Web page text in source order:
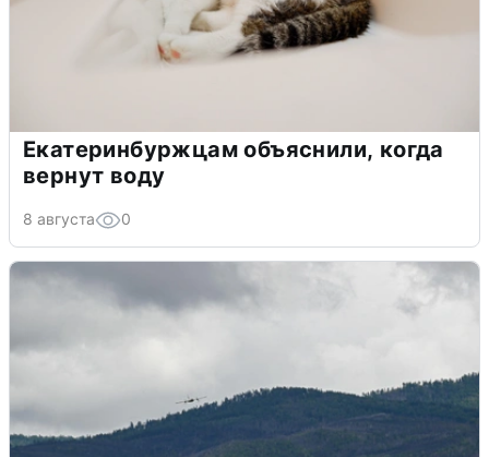
Екатеринбуржцам объяснили, когда
вернут воду
8 августа 0